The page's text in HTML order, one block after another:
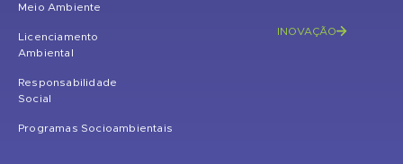
Meio Ambiente
Licenciamento
Ambiental
Responsabilidade
Social
Programas Socioambientais
INOVAÇÃO